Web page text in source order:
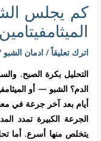
كم يجلس
اترك تعليقاً /ادمان الشبو
التحليل بكرة الصبح.
الدم؟
أيام بعد آخر جرعة في
الجرعة الكبيرة تمدد